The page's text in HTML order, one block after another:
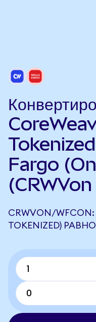
Fargo
CRWVON/WFCON:
TOKENIZED) РАВНО